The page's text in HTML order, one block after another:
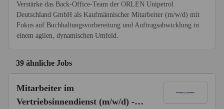
Verstärke das Back-Office-Team der ORLEN Unipetrol
Deutschland GmbH als Kaufmännischer Mitarbeiter (m/w/d) mit
Fokus auf Buchhaltungsvorbereitung und Auftragsabwicklung in
einem agilen, dynamischen Umfeld.
39 ähnliche Jobs
Mitarbeiter im
Vertriebsinnendienst (m/w/d) -